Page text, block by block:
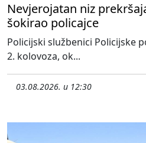
Nevjerojatan niz
šokirao policajce
Policijski službenici Policijske
2. kolovoza, ok...
03.08.2026. u 12:30